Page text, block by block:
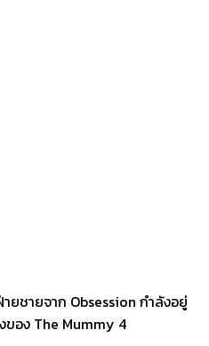
ชายจาก Obsession กำลังอยู่
ของ The Mummy 4